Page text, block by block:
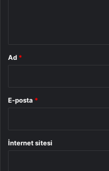
Ad *
E-posta *
İnternet sitesi